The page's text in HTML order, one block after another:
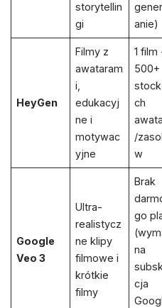
storytellin
gi
anie)
HeyGen
Filmy z
awataram
i,
edukacyj
ne i
motywac
yjne
1 film
500+
ch
/
w
Google
Veo 3
Ultra-
realistycz
ne klipy
filmowe i
krótkie
filmy
Brak
go
na
cja